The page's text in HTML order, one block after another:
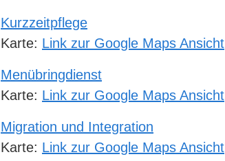
Kurzzeitpflege
Karte: Link zur Google Maps Ansicht
Menübringdienst
Karte: Link zur Google Maps Ansicht
Migration und Integration
Karte: Link zur Google Maps Ansicht